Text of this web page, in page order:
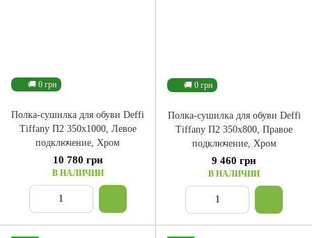
🚚 0 грн
Полка-сушилка для обуви Deffi
Tiffany П2 350x1000, Левое
подключение, Хром
10 780 грн
В НАЛИЧИИ
🚚 0 грн
Полка-сушилка для обуви Deffi
Tiffany П2 350x800, Правое
подключение, Хром
9 460 грн
В НАЛИЧИИ